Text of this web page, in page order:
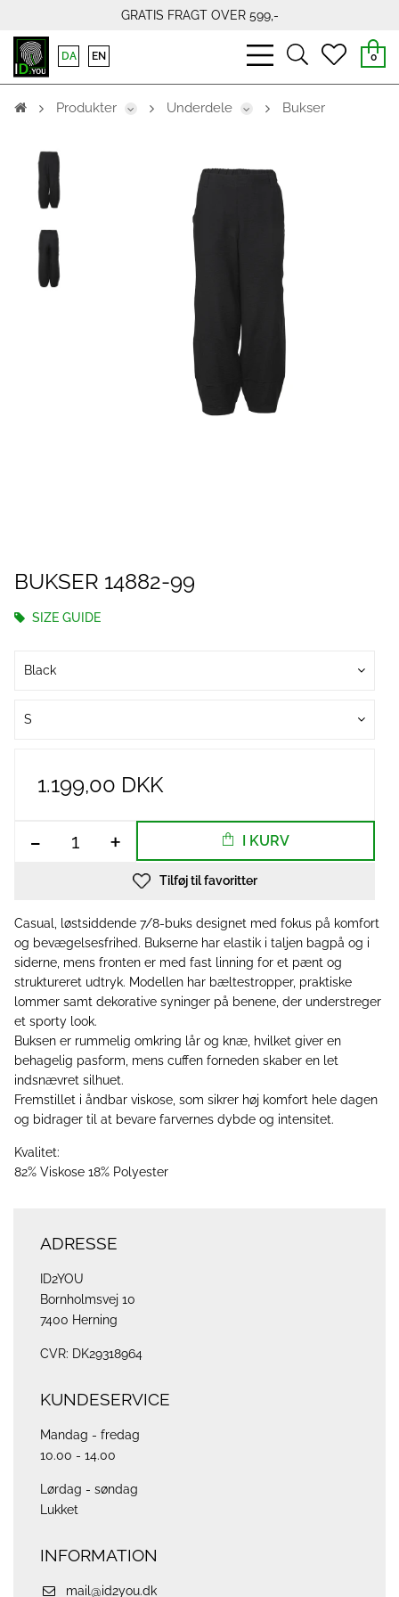
GRATIS FRAGT OVER 599,-
bars
light
searchheart
0
DA EN
Produkter Underdele Bukser
BUKSER 14882-99
SIZE GUIDE
Black
S
1.199,00 DKK
- + I KURV
Tilføj til favoritter
Casual, løstsiddende 7/8-buks designet med fokus på komfort
og bevægelsesfrihed. Bukserne har elastik i taljen bagpå og i
siderne, mens fronten er med fast linning for et pænt og
struktureret udtryk. Modellen har bæltestropper, praktiske
lommer samt dekorative syninger på benene, der understreger
et sporty look.
Buksen er rummelig omkring lår og knæ, hvilket giver en
behagelig pasform, mens cuffen forneden skaber en let
indsnævret silhuet.
Fremstillet i åndbar viskose, som sikrer høj komfort hele dagen
og bidrager til at bevare farvernes dybde og intensitet.
Kvalitet:
82% Viskose 18% Polyester
ADRESSE
ID2YOU
Bornholmsvej 10
7400 Herning
CVR: DK29318964
KUNDESERVICE
Mandag - fredag
10.00 - 14.00
Lørdag - søndag
Lukket
INFORMATION
mail@id2you.dk